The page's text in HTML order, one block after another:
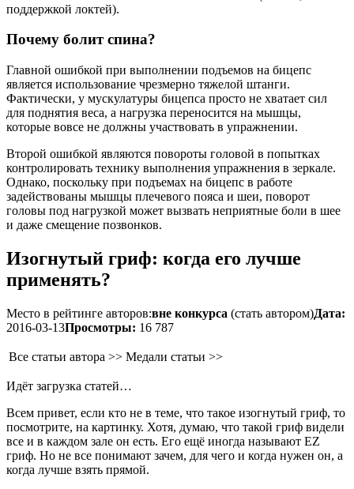
поддержкой локтей).
Почему болит спина?
Главной ошибкой при выполнении подъемов на бицепс
является использование чрезмерно тяжелой штанги.
Фактически, у мускулатуры бицепса просто не хватает сил
для поднятия веса, а нагрузка переносится на мышцы,
которые вовсе не должны участвовать в упражнении.
Второй ошибкой являются повороты головой в попытках
контролировать технику выполнения упражнения в зеркале.
Однако, поскольку при подъемах на бицепс в работе
задействованы мышцы плечевого пояса и шеи, поворот
головы под нагрузкой может вызвать неприятные боли в шее
и даже смещение позвонков.
Изогнутый гриф: когда его лучше
применять?
Место в рейтинге авторов:вне конкурса (стать автором)Дата:
2016-03-13Просмотры: 16 787
Все статьи автора >> Медали статьи >>
Идёт загрузка статей…
Всем привет, если кто не в теме, что такое изогнутый гриф, то
посмотрите, на картинку. Хотя, думаю, что такой гриф видели
все и в каждом зале он есть. Его ещё иногда называют EZ
гриф. Но не все понимают зачем, для чего и когда нужен он, а
когда лучше взять прямой.